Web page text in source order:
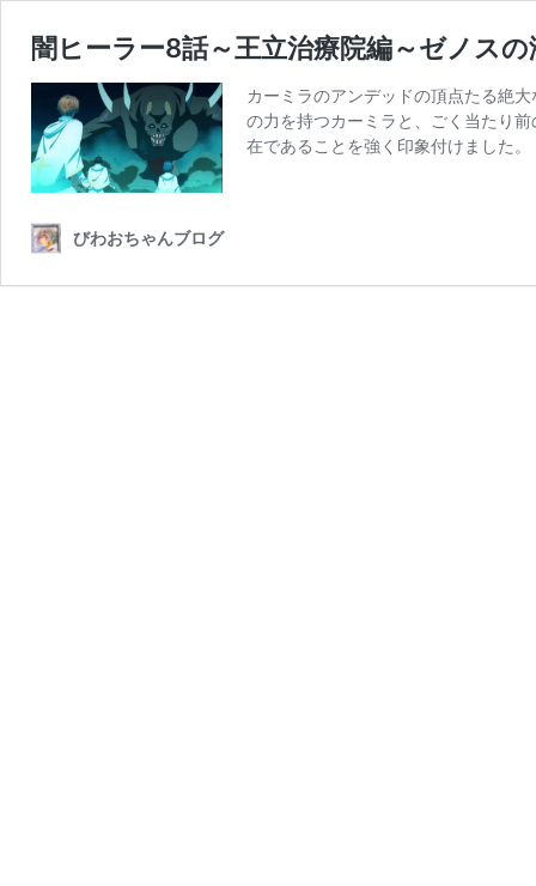
闇ヒーラー8話～王立治療院編～ゼノス
カーミラのアンデッドの頂点たる絶
の力を持つカーミラと、ごく当たり
在であることを強く印象付けました。
びわおちゃんブログ